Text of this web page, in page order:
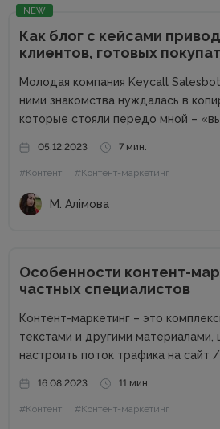
NEW
Как блог с кейсами
клиентов, готовых
Молодая компания Keycall
ними знакомства нуждалась в
которые стояли передо мной –
несколько размытая, но все же
предлагалась позиция...
05.12.2023 7 мин.
#Контент #Контент-маркетинг
М. Алімова
Особенности контент-
частных специалистов
Контент-маркетинг – это
текстами и другими материалами,
настроить поток трафика на сайт
маркетинге для компаний в сети
частным специалистам, которые...
16.08.2023 11 мин.
#Контент #Контент-маркетинг